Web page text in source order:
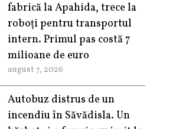
fabrică la Apahida, trece la
roboți pentru transportul
intern. Primul pas costă 7
milioane de euro
august 7, 2026
Autobuz distrus de un
incendiu în Săvădisla. Un